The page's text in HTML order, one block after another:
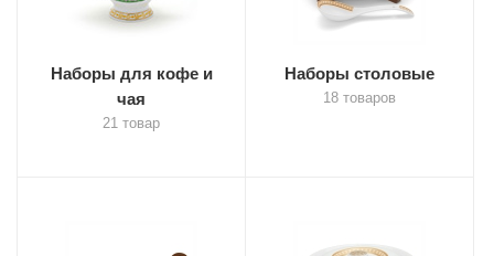
Наборы для кофе и
чая
21 товар
Наборы столовые
18 товаров